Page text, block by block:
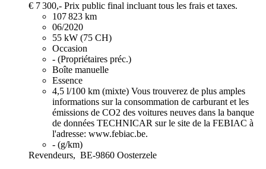
€ 7 300,- Prix public final incluant tous les frais et taxes.
107 823 km
06/2020
55 kW (75 CH)
Occasion
- (Propriétaires préc.)
Boîte manuelle
Essence
4,5 l/100 km (mixte) Vous trouverez de plus amples
informations sur la consommation de carburant et les
émissions de CO2 des voitures neuves dans la banque
de données TECHNICAR sur le site de la FEBIAC à
l'adresse: www.febiac.be.
- (g/km)
Revendeurs, BE-9860 Oosterzele